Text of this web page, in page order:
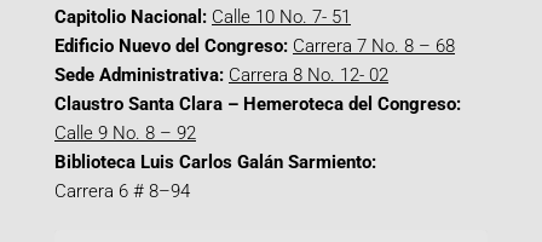
Capitolio Nacional: Calle 10 No. 7- 51
Edificio Nuevo del Congreso: Carrera 7 No. 8 – 68
Sede Administrativa: Carrera 8 No. 12- 02
Claustro Santa Clara – Hemeroteca del Congreso:
Calle 9 No. 8 – 92
Biblioteca Luis Carlos Galán Sarmiento:
Carrera 6 # 8–94